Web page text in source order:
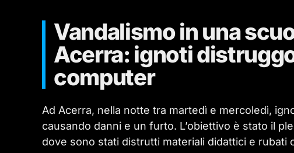
Vandalismo in una
Acerra: ignoti
computer
Ad Acerra, nella notte tra martedì e mercoledì,
causando danni e un furto. L’obiettivo è stato il
dove sono stati distrutti materiali didattici e rubati